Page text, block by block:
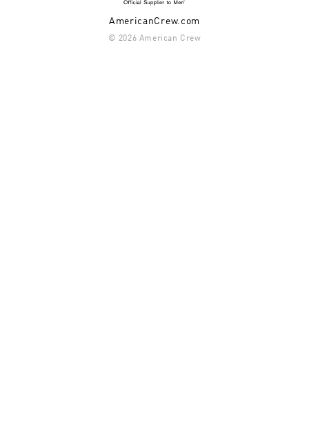
AmericanCrew.com
© 2026 American Crew